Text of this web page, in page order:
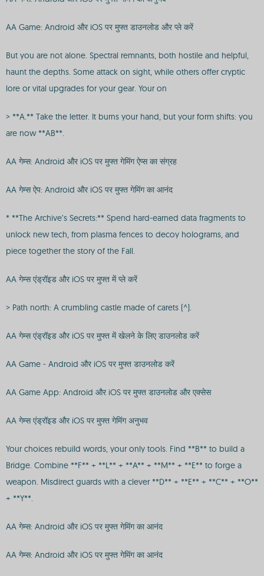
AA Game: Android और iOS पर मुफ्त डाउनलोड और प्ले करें
But you are not alone. Spectral remnants, both hostile and helpful,
haunt the depths. Some attack on sight, while others offer cryptic
lore or vital upgrades for your gear. Your on
> **A.** Take the letter. It burns your hand, but your form shifts: you
are now **AB**.
AA गेम्स: Android और iOS पर मुफ्त गेमिंग ऐप्स का संग्रह
AA गेम्स ऐप: Android और iOS पर मुफ्त गेमिंग का आनंद
* **The Archive’s Secrets:** Spend hard-earned data fragments to
unlock new tech, from plasma fences to decoy holograms, and
piece together the story of the Fall.
AA गेम्स एंड्रॉइड और iOS पर मुफ्त में प्ले करें
> Path north: A crumbling castle made of carets (^).
AA गेम्स एंड्रॉइड और iOS पर मुफ्त में खेलने के लिए डाउनलोड करें
AA Game - Android और iOS पर मुफ्त डाउनलोड करें
AA Game App: Android और iOS पर मुफ्त डाउनलोड और एक्सेस
AA गेम्स एंड्रॉइड और iOS पर मुफ्त गेमिंग अनुभव
Your choices rebuild words, your only tools. Find **B** to build a
Bridge. Combine **F** + **L** + **A** + **M** + **E** to forge a
weapon. Misdirect guards with a clever **D** + **E** + **C** + **O**
+ **Y**.
AA गेम्स: Android और iOS पर मुफ्त गेमिंग का आनंद
AA गेम्स: Android और iOS पर मुफ्त गेमिंग का आनंद